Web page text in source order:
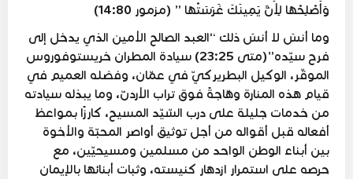
وَأَصْلِحْهَا لِأَنَّ يَمِينَكَ غَرَسَتْهَا ” (مزمور 14:80)
وما أنسَ لا أنسَ ذلك “العبد الصالح الأمين الذي يدخل إلى
فرح سيّده”(متى 23:25) سيادة المطران خريستوفوروس
الموقّر، الوكيل البطريركيّ في عمّان، وفضله العميم في
قيام هذه المنارة وهّاجةً فوق تراب الأردنّ، وما يبذله سيادته
من خدمات جليلة على درب السّيّد المسيح، كارزًا بمواعظ
أفعاله قبل أقواله من أجل توثيق أواصر المحبّة والأخوة
بين أبناء الوطن الواحد من مسلمين ومسيحيّين، مع
حرصه على استمرار ازدهار كنيسته، وثبات أبنائها بالإيمان